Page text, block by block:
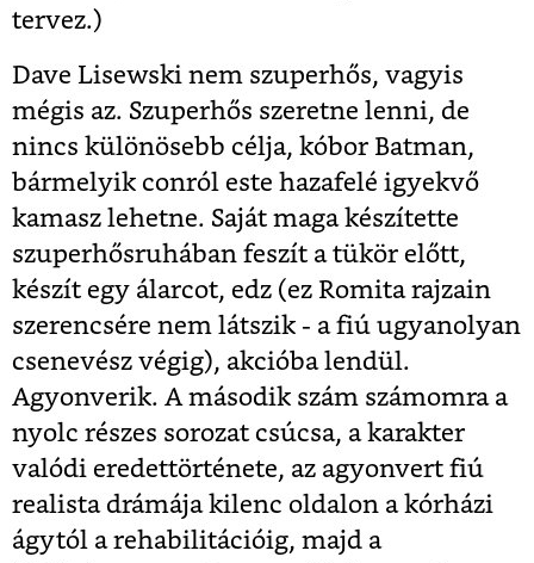
tervez.)
Dave Lisewski nem szuperhős, vagyis
mégis az. Szuperhős szeretne lenni, de
nincs különösebb célja, kóbor Batman,
bármelyik conról este hazafelé igyekvő
kamasz lehetne. Saját maga készítette
szuperhősruhában feszít a tükör előtt,
készít egy álarcot, edz (ez Romita rajzain
szerencsére nem látszik - a fiú ugyanolyan
csenevész végig), akcióba lendül.
Agyonverik. A második szám számomra a
nyolc részes sorozat csúcsa, a karakter
valódi eredettörténete, az agyonvert fiú
realista drámája kilenc oldalon a kórházi
ágytól a rehabilitációig, majd a